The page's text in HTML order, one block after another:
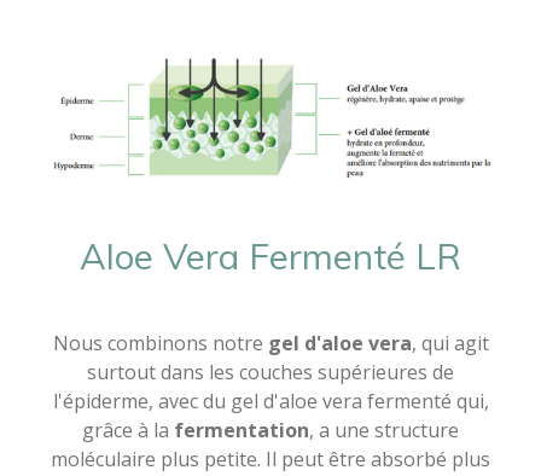
Aloe Vera Fermenté LR
Nous combinons notre gel d'aloe vera, qui agit
surtout dans les couches supérieures de
l'épiderme, avec du gel d'aloe vera fermenté qui,
grâce à la fermentation, a une structure
moléculaire plus petite. Il peut être absorbé plus